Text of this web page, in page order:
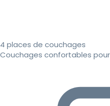
4 places de couchages
Couchages confortables